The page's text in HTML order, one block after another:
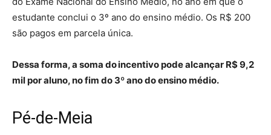
estudante conclui o 3º ano do ensino médio. Os R$ 200
são pagos em parcela única.
Dessa forma, a soma do incentivo pode alcançar R$ 9,2
mil por aluno, no fim do 3º ano do ensino médio.
Pé-de-Meia